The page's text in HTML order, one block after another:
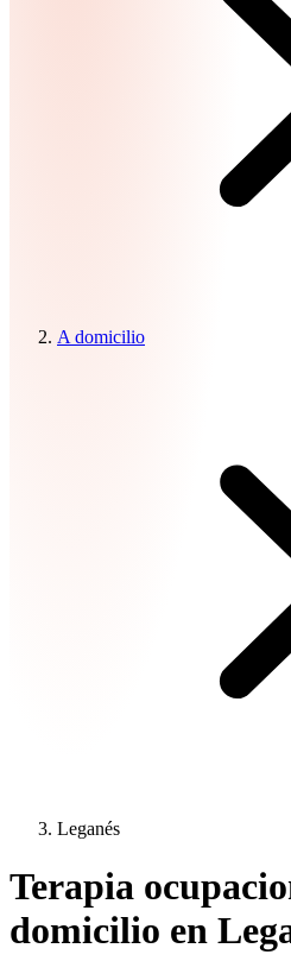
A domicilio
Leganés
Terapia
domicilio en